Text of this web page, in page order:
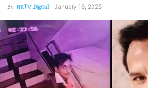
By NKTV Digital- January 16, 2025